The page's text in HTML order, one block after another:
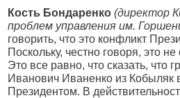
Кость Бондаренко (директор
проблем управления им.
говорить, что это конфликт
Поскольку, честно говоря, это
Это все равно, что сказать, что
Иванович Иваненко из Кобыляк
Президентом. В